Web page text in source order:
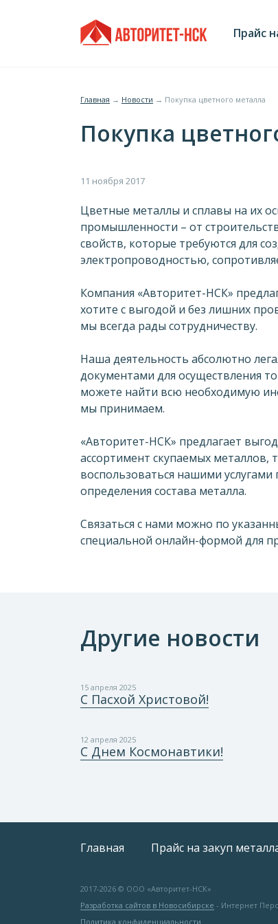
Прайс
Вы
здесь
Главная → Новости → Покупка цветного металла
Покупка
Цветные металлы и сплавы на их
промышленности – от
свойств, которые требуются для
электропроводностью,
Компания «Авторитет-НСК»
хотите с выгодой и без лишних
мы всегда рады сотрудничеству.
Наша деятельность абсолютно
документами для осуществления
можете найти всю необходимую
мы принимаем.
«Авторитет-НСК» предлагает
ассортимент скупаемых
воспользоваться нашими
определения состава металла.
Связаться с нами можно по
специальной онлайн-формой для
Другие новости
15 апреля 2025
С Пасхой Христовой!
12 апреля 2025
С Днем Космонавтики!
Главная Прайс на закуп
2017-2026 © ООО «Авторитет-НСК»
Разработка сайтов в Новосибирске - Интернет
Политика конфиденциальности